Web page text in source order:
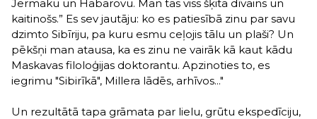
Jermaku un Habarovu. Man tas viss šķita dīvains un
kaitinošs.” Es sev jautāju: ko es patiesībā zinu par savu
dzimto Sibīriju, pa kuru esmu ceļojis tālu un plaši? Un
pēkšņi man atausa, ka es zinu ne vairāk kā kaut kādu
Maskavas filoloģijas doktorantu. Apzinoties to, es
iegrimu "Sibirīkā", Millera lādēs, arhīvos..."
Un rezultātā tapa grāmata par lielu, grūtu ekspedīciju,